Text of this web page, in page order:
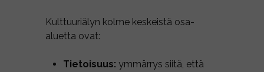
Kulttuuriälyn kolme keskeistä osa-
aluetta ovat:
Tietoisuus: ymmärrys siitä, että